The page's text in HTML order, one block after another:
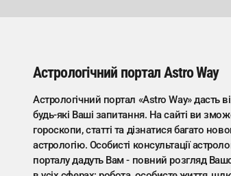
Астрологічний портал Astro Way
Астрологічний портал «Astro Way» дасть
будь-які Ваші запитання. На сайті ви
гороскопи, статті та дізнатися багато
астрологію. Особисті консультації
порталу дадуть Вам - повний розгляд